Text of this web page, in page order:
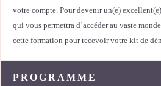
votre compte.Pour devenir un(e)
qui vous permettra d’accéder au vaste
cette formation pour recevoir votre kit de
PROGRAMME